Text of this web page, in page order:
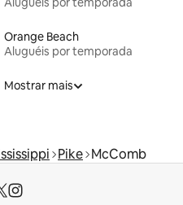
Orange Beach
Aluguéis por temporada
Mostrar mais
Pike McComb